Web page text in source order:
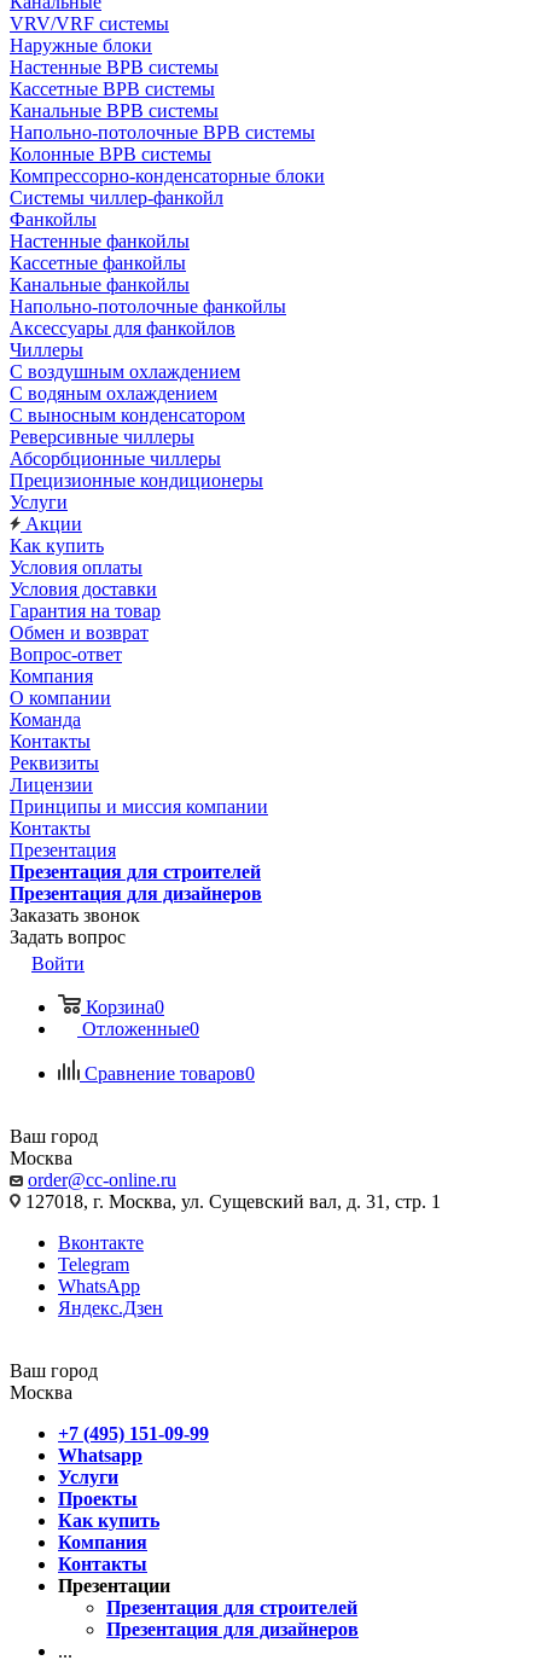
VRV/VRF системы
Наружные блоки
Настенные ВРВ системы
Кассетные ВРВ системы
Канальные ВРВ системы
Напольно-потолочные ВРВ системы
Колонные ВРВ системы
Компрессорно-конденсаторные блоки
Системы чиллер-фанкойл
Фанкойлы
Настенные фанкойлы
Кассетные фанкойлы
Канальные фанкойлы
Напольно-потолочные фанкойлы
Аксессуары для фанкойлов
Чиллеры
С воздушным охлаждением
С водяным охлаждением
С выносным конденсатором
Реверсивные чиллеры
Абсорбционные чиллеры
Прецизионные кондиционеры
Услуги
Акции
Как купить
Условия оплаты
Условия доставки
Гарантия на товар
Обмен и возврат
Вопрос-ответ
Компания
О компании
Команда
Контакты
Реквизиты
Лицензии
Принципы и миссия компании
Контакты
Презентация
Презентация для строителей
Презентация для дизайнеров
Заказать звонок
Задать вопрос
Войти
Корзина0
Отложенные0
Сравнение товаров0
Ваш город
Москва
order@cc-online.ru
127018, г. Москва, ул. Сущевский вал, д. 31, стр. 1
Вконтакте
Telegram
WhatsApp
Яндекс.Дзен
Ваш город
Москва
+7 (495) 151-09-99
Whatsapp
Услуги
Проекты
Как купить
Компания
Контакты
Презентации
Презентация для строителей
Презентация для дизайнеров
...